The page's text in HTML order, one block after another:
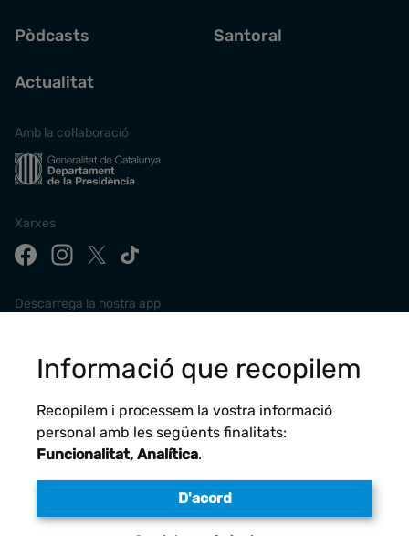
Pòdcasts
Actualitat
Santoral
Amb la col·laboració
Xarxes
Descarrega la nostra app
Avís legal
Informació que recopilem
Recopilem i processem la vostra informació
personal amb les següents finalitats:
Funcionalitat, Analítica.
D'acord